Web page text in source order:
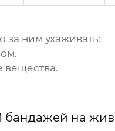
ним ухаживать:
вещества.
бандажей на